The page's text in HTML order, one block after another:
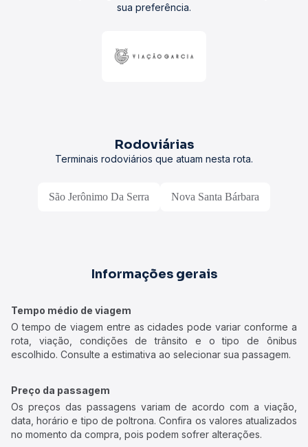
sua preferência.
Rodoviárias
Terminais rodoviários que atuam nesta rota.
São Jerônimo Da Serra Nova Santa Bárbara
Informações gerais
Tempo médio de viagem
O tempo de viagem entre as cidades pode variar conforme a
rota, viação, condições de trânsito e o tipo de ônibus
escolhido. Consulte a estimativa ao selecionar sua passagem.
Preço da passagem
Os preços das passagens variam de acordo com a viação,
data, horário e tipo de poltrona. Confira os valores atualizados
no momento da compra, pois podem sofrer alterações.